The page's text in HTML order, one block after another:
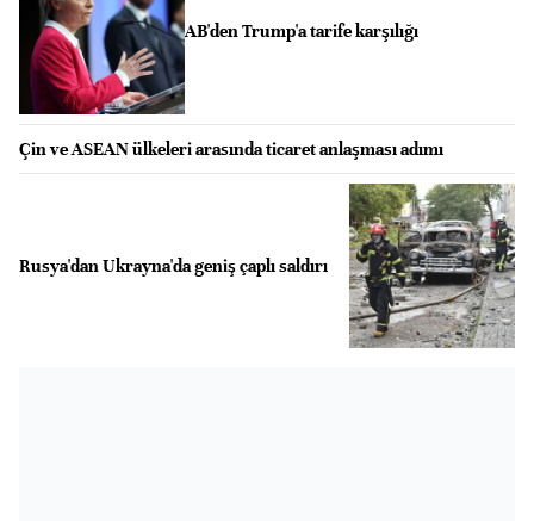
AB'den Trump'a tarife karşılığı
Çin ve ASEAN ülkeleri arasında ticaret anlaşması adımı
Rusya'dan Ukrayna'da geniş çaplı saldırı